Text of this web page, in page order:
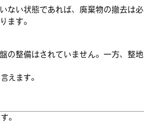
ない状態であれば、廃棄物の撤去は必
ます。
の整備はされていません。一方、整地
えます。
。